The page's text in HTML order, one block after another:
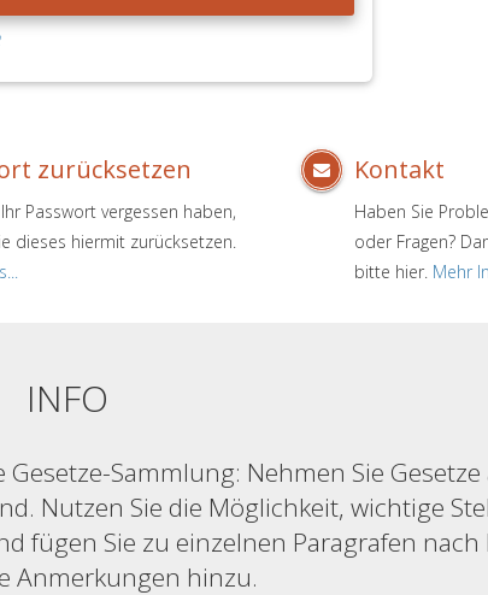
zurücksetzen
Passwort vergessen haben,
dieses hiermit zurücksetzen.
Kontakt
Haben Sie
oder Fragen?
bitte hier. Mehr
INFO
Sammlung: Nehmen Sie
Nutzen Sie die Möglichkeit, wichtige
fügen Sie zu einzelnen Paragrafen nach
Anmerkungen hinzu.